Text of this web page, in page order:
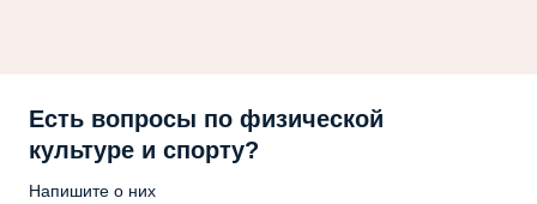
Есть вопросы по физической
культуре и спорту?
Напишите о них